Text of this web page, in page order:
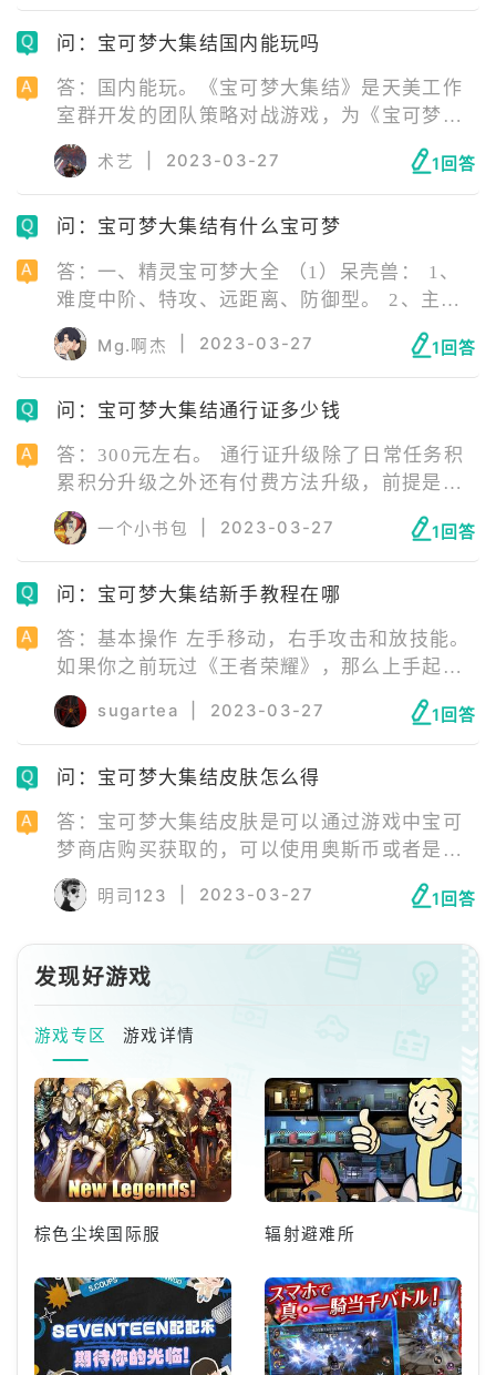
戏，于2020年6月24日举行的“宝可梦发表会”
上首次公开，并于2021年7月21日在Nintendo
Android上发布。
问：宝可梦大集结国内能玩吗
答：国内能玩。《宝可梦大集结》是天美工作
室群开发的团队策略对战游戏，为《宝可梦》
系列第八世代的旁支游戏，于2020年6月24日
举行的“宝可梦发表会”上首次公开，并于2021
年7月21日在Nintendo Switch平台上发布，同
年9月22日在iOS、Android上发布。 玩家在游
要双方玩家组成两支队伍，通过点数得分高低
来进行较量。
术艺 2023-03-27 1回答
问：宝可梦大集结有什么宝可梦
答：一、精灵宝可梦大全 （1）呆壳兽： 1、
难度中阶、特攻、远距离、防御型。 2、主抗
打能力、辅助能力。 （2）烈箭鹰： 1、难度
入门、攻击、近距离、敏捷型。 2、主机动能
力、得分能力。 （3）胖可丁： 1、难度中
阶、特攻、近距离、辅助型。 2、主抗辅助能
Mg.啊杰 2023-03-27 1回答
问：宝可梦大集结通行证多少钱
答：300元左右。 通行证升级除了日常任务积
累积分升级之外还有付费方法升级，前提是需
要开通高级通行证，开通高级通行证后会有提
升等级的快捷选项，每个赛季想直接全部获得
奖励大概约5000_左右（折合人民币300元）。
一个小书包 2023-03-27 1回答
问：宝可梦大集结新手教程在哪
答：基本操作 左手移动，右手攻击和放技能。
如果你之前玩过《王者荣耀》，那么上手起来
会快不少。 控制招式方向：按住招式进行拖动
瞄准，然后松手即可。 取消招式：按住招式拖
动到取消区域。
sugartea 2023-03-27 1回答
问：宝可梦大集结皮肤怎么得
答：宝可梦大集结皮肤是可以通过游戏中宝可
梦商店购买获取的，可以使用奥斯币或者是钻
石进行购买。钻石是充值才能获取的道具，亿
奥斯币可以理解成金币。 《宝可梦大集结》是
《宝可梦》系列第八世代的旁支游戏，
明司123 2023-03-27 1回答
发现好游戏
游戏专区 游戏详情
棕色尘埃国际服 辐射避难所